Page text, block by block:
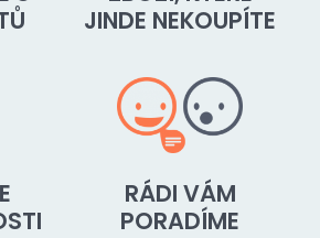
JINDE NEKOUPÍTE
RÁDI VÁM
PORADÍME